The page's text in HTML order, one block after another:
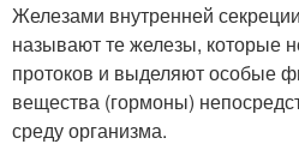
Железами внутренней
называют те железы, которые
протоков и выделяют особые
вещества (гормоны)
среду организма.